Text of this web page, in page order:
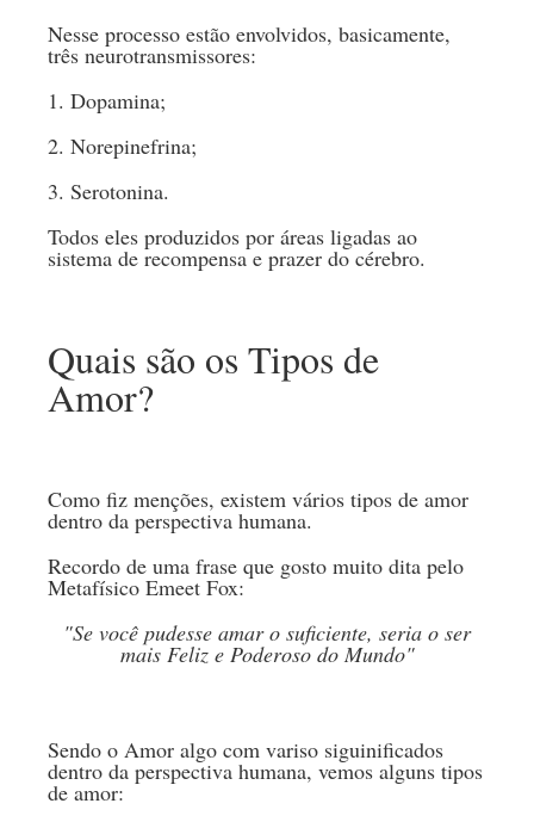
Nesse processo estão envolvidos, basicamente,
três neurotransmissores:
1. Dopamina;
2. Norepinefrina;
3. Serotonina.
Todos eles produzidos por áreas ligadas ao
sistema de recompensa e prazer do cérebro.
Quais são os Tipos de
Amor?
Como fiz menções, existem vários tipos de amor
dentro da perspectiva humana.
Recordo de uma frase que gosto muito dita pelo
Metafísico Emeet Fox:
"Se você pudesse amar o suficiente, seria o ser
mais Feliz e Poderoso do Mundo"
Sendo o Amor algo com variso siguinificados
dentro da perspectiva humana, vemos alguns tipos
de amor: